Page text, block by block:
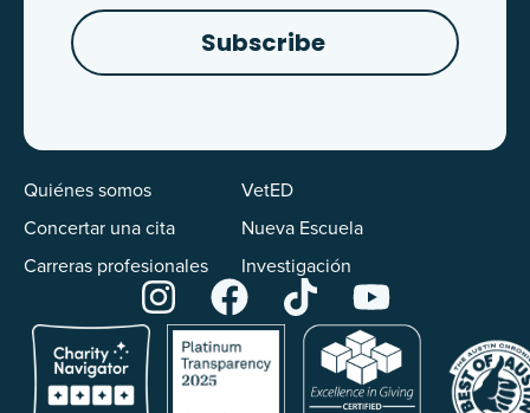
Quiénes somos
Concertar una cita
Carreras profesionales
VetED
Nueva Escuela
Investigación
Subscribe